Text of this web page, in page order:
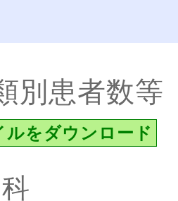
別患者数等
ルをダウンロード